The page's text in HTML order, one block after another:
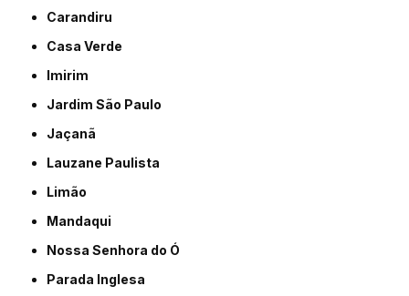
Carandiru
Casa Verde
Imirim
Jardim São Paulo
Jaçanã
Lauzane Paulista
Limão
Mandaqui
Nossa Senhora do Ó
Parada Inglesa